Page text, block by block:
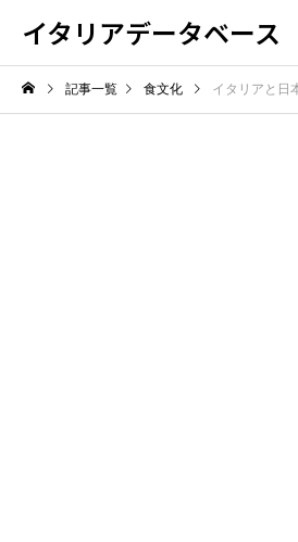
イタリアデータベース
記事一覧 食文化 イタリアと日本の生活の